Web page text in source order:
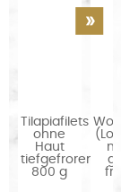
Tilapiafilets
ohne
Haut
tiefgefroren
800 g